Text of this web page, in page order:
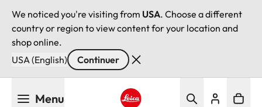
We noticed you're visiting from USA. Choose a different
country or region to view content for your location and
shop online.
USA (English)
Continuer
Menu